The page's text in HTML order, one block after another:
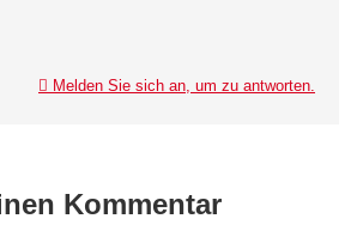
Melden Sie sich an, um zu antworten.
Kommentar